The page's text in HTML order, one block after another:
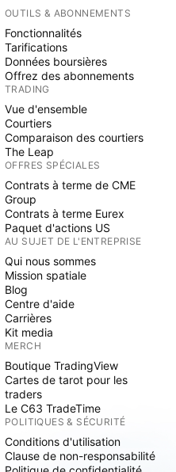
OUTILS & ABONNEMENTS
Fonctionnalités
Tarifications
Données boursières
Offrez des abonnements
TRADING
Vue d'ensemble
Courtiers
Comparaison des courtiers
The Leap
OFFRES SPÉCIALES
Contrats à terme de CME
Group
Contrats à terme Eurex
Paquet d'actions US
AU SUJET DE L'ENTREPRISE
Qui nous sommes
Mission spatiale
Blog
Centre d'aide
Carrières
Kit media
MERCH
Boutique TradingView
Cartes de tarot pour les
traders
Le C63 TradeTime
POLITIQUES & SÉCURITÉ
Conditions d'utilisation
Clause de non-responsabilité